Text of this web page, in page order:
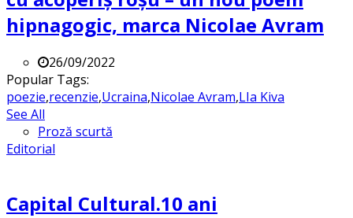
hipnagogic, marca Nicolae Avram
26/09/2022
Popular Tags:
poezie,recenzie,Ucraina,Nicolae Avram,LIa Kiva
See All
Proză scurtă
Editorial
Capital Cultural.10 ani